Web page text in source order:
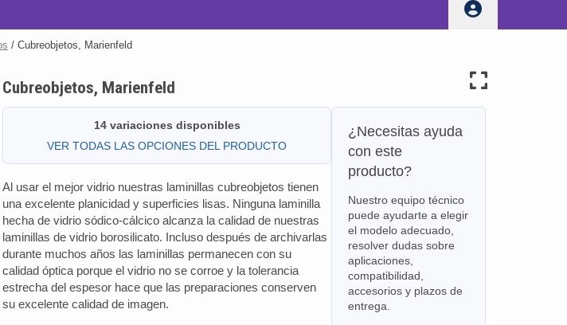
/ Cubreobjetos, Marienfeld
Cubreobjetos, Marienfeld
14 variaciones disponibles
VER TODAS LAS OPCIONES DEL PRODUCTO
Al usar el mejor vidrio nuestras laminillas cubreobjetos tienen
una excelente planicidad y superficies lisas. Ninguna laminilla
hecha de vidrio sódico-cálcico alcanza la calidad de nuestras
laminillas de vidrio borosilicato. Incluso después de archivarlas
durante muchos años las laminillas permanecen con su
calidad óptica porque el vidrio no se corroe y la tolerancia
estrecha del espesor hace que las preparaciones conserven
su excelente calidad de imagen.
¿Necesitas ayuda
con este
producto?
Nuestro equipo técnico
puede ayudarte a elegir
el modelo adecuado,
resolver dudas sobre
aplicaciones,
compatibilidad,
accesorios y plazos de
entrega.